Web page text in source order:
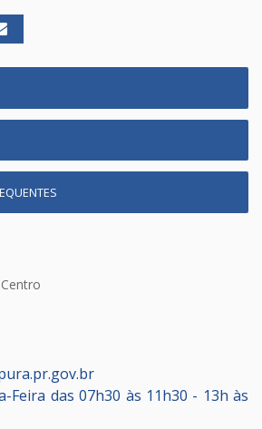
Feira das 07h30 às 11h30 - 13h às